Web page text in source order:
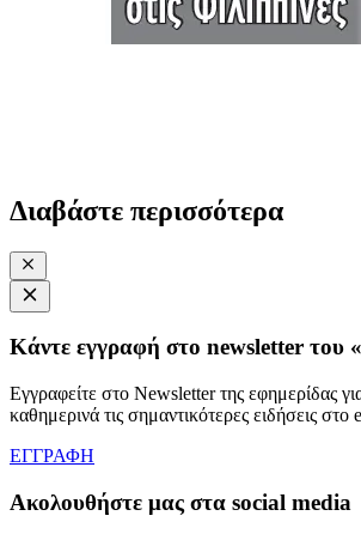
Διαβάστε περισσότερα
Κάντε εγγραφή στο newsletter του
Εγγραφείτε στο Newsletter της εφημερίδας
καθημερινά τις σημαντικότερες ειδήσεις στο
ΕΓΓΡΑΦΗ
Ακολουθήστε μας στα social media